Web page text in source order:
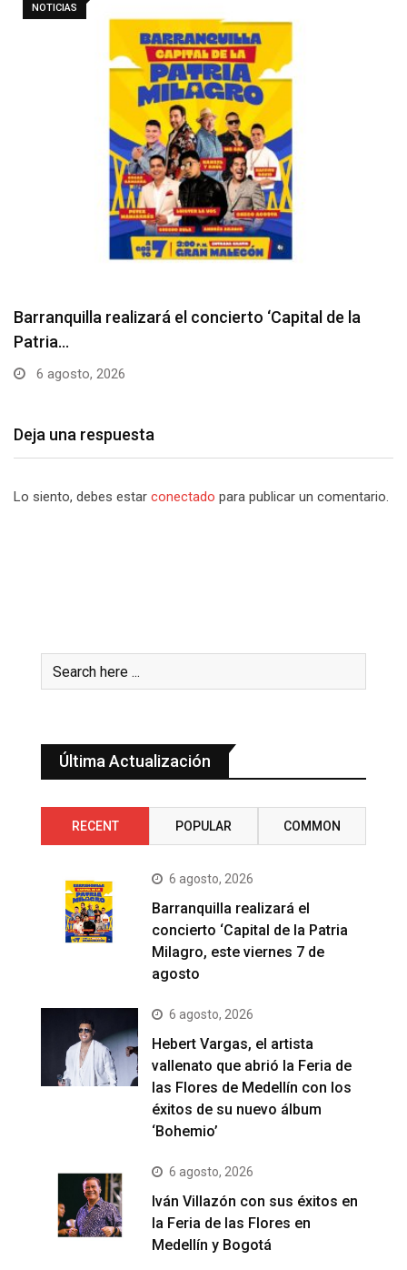
NOTICIAS
Hebert Vargas, el artista vallenato que abrió la…
6 agosto, 2026
Deja una respuesta
Lo siento, debes estar conectado para publicar un comentario.
Última Actualización
RECENT POPULAR COMMON
6 agosto, 2026
Barranquilla realizará el
concierto ‘Capital de la Patria
Milagro, este viernes 7 de
agosto
6 agosto, 2026
Hebert Vargas, el artista
vallenato que abrió la Feria de
las Flores de Medellín con los
éxitos de su nuevo álbum
‘Bohemio’
6 agosto, 2026
Iván Villazón con sus éxitos en
la Feria de las Flores en
Medellín y Bogotá